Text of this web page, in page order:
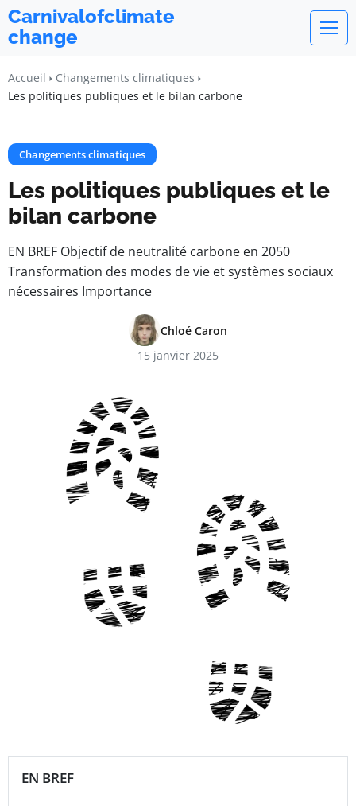
Carnivalofclimate
change
Accueil
Changements climatiques
Les politiques publiques et le bilan carbone
Changements climatiques
Les politiques publiques et le
bilan carbone
EN BREF Objectif de neutralité carbone en 2050
Transformation des modes de vie et systèmes sociaux
nécessaires Importance
Chloé Caron
15 janvier 2025
EN BREF